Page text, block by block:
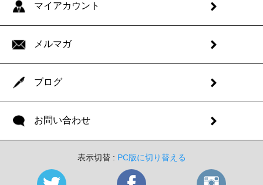
マイアカウント
メルマガ
ブログ
お問い合わせ
表示切替 : PC版に切り替える